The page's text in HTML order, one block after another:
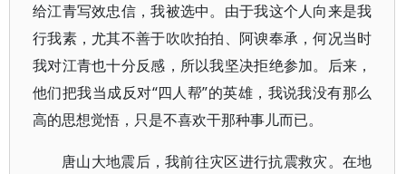
给江青写效忠信，我被选中。由于我这个人向来是我
行我素，尤其不善于吹吹拍拍、阿谀奉承，何况当时
我对江青也十分反感，所以我坚决拒绝参加。后来，
他们把我当成反对“四人帮”的英雄，我说我没有那么
高的思想觉悟，只是不喜欢干那种事儿而已。
唐山大地震后，我前往灾区进行抗震救灾。在地